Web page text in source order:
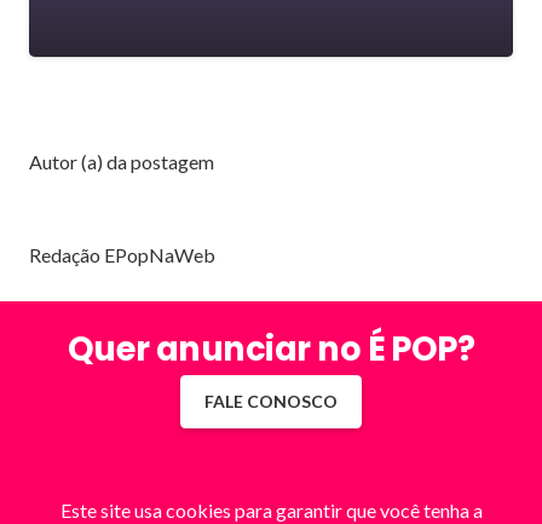
Autor (a) da postagem
Redação EPopNaWeb
Quer anunciar no É POP?
FALE CONOSCO
Este site usa cookies para garantir que você tenha a